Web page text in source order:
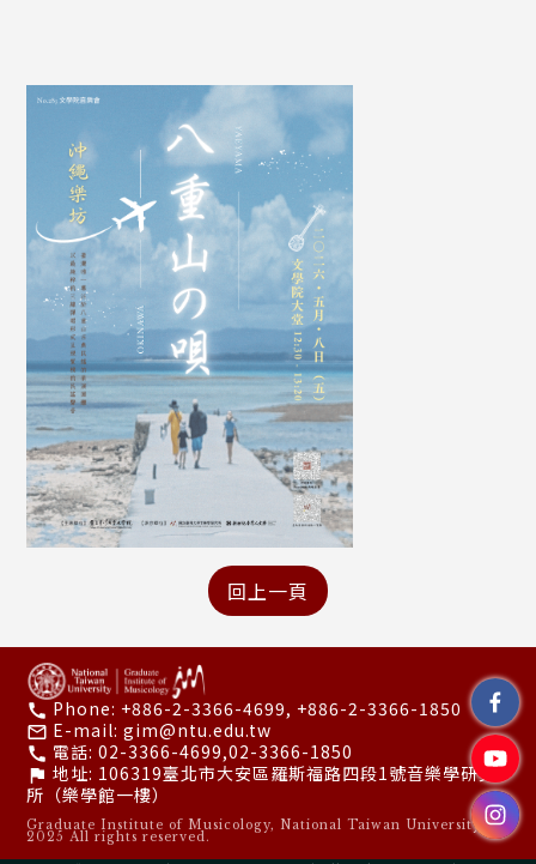
call Phone: +886-2-3366-4699, +886-2-3366-1850
mail_outline E-mail:gim@ntu.edu.tw
call 電話:02-3366-4699,02-3366-1850
flag 地址: 106319臺北市大安區羅斯福路四段1號音樂學研究
所（樂學館一樓）
Graduate Institute of Musicology, National Taiwan University ©
2025 All rights reserved.